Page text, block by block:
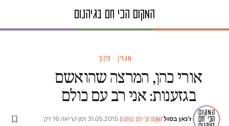
מגזין · חינוך
אורי כהן, המרצה שהואשם
בגזענות: אני רב עם כולם
ז'נאן בסול·המקום הכי חם בגיהנום·
31.05.2015
·זמן קריאה 16 דק׳